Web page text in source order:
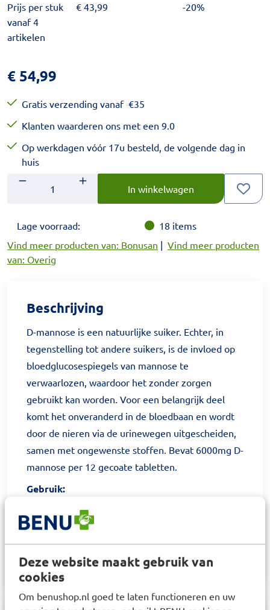
Deze website maakt gebruik van
cookies
Om benushop.nl goed te laten functioneren en uw
Prijs per stuk
vanaf 4
artikelen
€ 43,99 -20%
€ 54,99
Gratis verzending vanaf €35
Klanten waarderen ons met een 9.0
Op werkdagen vóór 17u besteld, de volgende dag in
huis
Aantal
Voer het gewenste aantal in.
In winkelwagen
Lage voorraad: 18 items
Vind meer producten van: Bonusan | Vind meer producten
van: Overig
Beschrijving
D-mannose is een natuurlijke suiker. Echter, in
tegenstelling tot andere suikers, is de invloed op
bloedglucosespiegels van mannose te
verwaarlozen, waardoor het zonder zorgen
gebruikt kan worden. Voor een belangrijk deel
komt het onveranderd in de bloedbaan en wordt
door de nieren via de urinewegen uitgescheiden,
samen met ongewenste stoffen. Bevat 6000mg D-
mannose per 12 gecoate tabletten.
Gebruik:
dag 2 iedere drie uur 4 tabletten. Op dag 3 en 4
niet overschrijden.